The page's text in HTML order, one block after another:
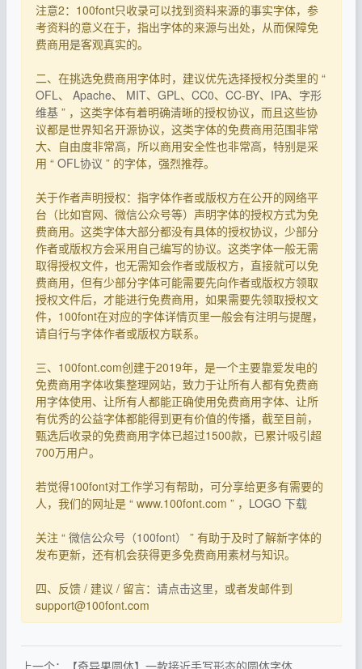
注意2：100font只收录可以找到资料来源的事实字体，参
考资料的意义在于，指出字体的来源与出处，从而保障免
费商用是客观真实的。
二、在挑选免费商用字体时，建议优先选择授权分类里的 “
OFL 、 Apache、 MIT、 GPL 、 CC0、 CC-BY、 IPA、 字形
维基 ” ，这类字体有着明确清晰的授权协议，而且这些协
议都是世界知名开源协议，这类字体的免费商用范围非常
大、自由度非常高，所以商用安全性也非常高，特别是采
用 “ OFL协议 ” 的字体，强烈推荐。
关于作者声明授权：指字体作者或版权方在公开的网络平
台（比如官网、微信公众号等）声明字体的授权方式为免
费商用。这类字体大部分都没有具体的授权协议，少部分
作者或版权方会采用自己编写的协议。这类字体一般无需
取得授权文件，也无需知会作者或版权方，直接就可以免
费商用，但有少部分字体可能需要先向作者或版权方领取
授权文件后，才能进行免费商用，如果需要先领取授权文
件，100font在对应的字体详情页里一般会有注明与提醒，
请自行与字体作者或版权方联系。
三、100font.com创建于2019年，是一个主要靠爱发电的
免费商用字体收集整理网站，致力于让所有人都有免费商
用字体使用、让所有人都能正确使用免费商用字体、让所
有优秀的公益字体都能得到更有价值的传播，截至目前，
甄选后收录的免费商用字体已超过1500款，已累计吸引超
700万用户。
若觉得100font对工作学习有帮助，可分享给更多有需要的
人，我们的网址是 “ www.100font.com ” ， LOGO 下载
关注 “ 微信公众号（100font）
” 有助于及时了解新字体的
发布更新，还有机会获得更多免费商用素材与知识。
四、反馈 / 建议 / 留言： 请点击这里，或者发邮件到
support@100font.com